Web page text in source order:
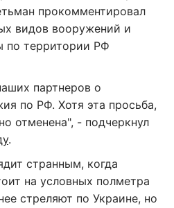
прокомментировал
видов вооружений и
по территории РФ
партнеров о
по РФ. Хотя эта просьба,
отменена", - подчеркнул
.
странным, когда
на условных полметра
стреляют по Украине, но